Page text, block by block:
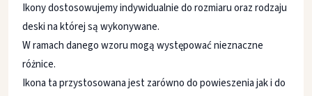
Ikony dostosowujemy indywidualnie do rozmiaru oraz rodzaju
deski na której są wykonywane.
W ramach danego wzoru mogą występować nieznaczne
różnice.
Ikona ta przystosowana jest zarówno do powieszenia jak i do